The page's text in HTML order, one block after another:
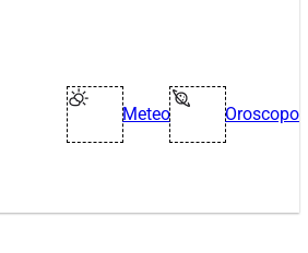
Meteo Oroscopo